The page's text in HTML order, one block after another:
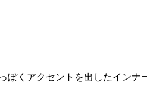
ぽくアクセントを出したイン